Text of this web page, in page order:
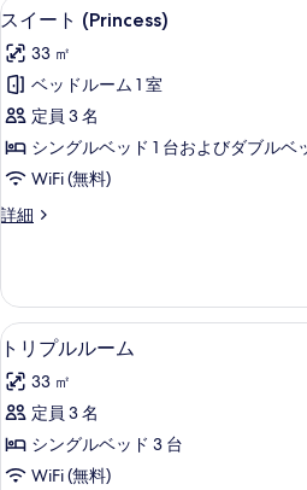
を
表
示
す
る
真
を
表
示
す
る
細
ス
イ
ー
ト
(Princess)
の
す
べ
の
写
真
を
表
示
す
9
スイート (Princess)
33 ㎡
ベッドルーム 1 室
定員 3 名
シングルベッド 1 台およびダブルベ
WiFi (無料)
詳細
ス
(Princess)
の
詳
ト
リ
プ
ル
ル
セ
7
トリプルルーム
33 ㎡
定員 3 名
シングルベッド 3 台
WiFi (無料)